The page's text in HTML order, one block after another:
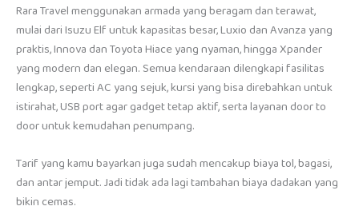
Rara Travel menggunakan armada yang beragam dan terawat,
mulai dari Isuzu Elf untuk kapasitas besar, Luxio dan Avanza yang
praktis, Innova dan Toyota Hiace yang nyaman, hingga Xpander
yang modern dan elegan. Semua kendaraan dilengkapi fasilitas
lengkap, seperti AC yang sejuk, kursi yang bisa direbahkan untuk
istirahat, USB port agar gadget tetap aktif, serta layanan door to
door untuk kemudahan penumpang.
Tarif yang kamu bayarkan juga sudah mencakup biaya tol, bagasi,
dan antar jemput. Jadi tidak ada lagi tambahan biaya dadakan yang
bikin cemas.